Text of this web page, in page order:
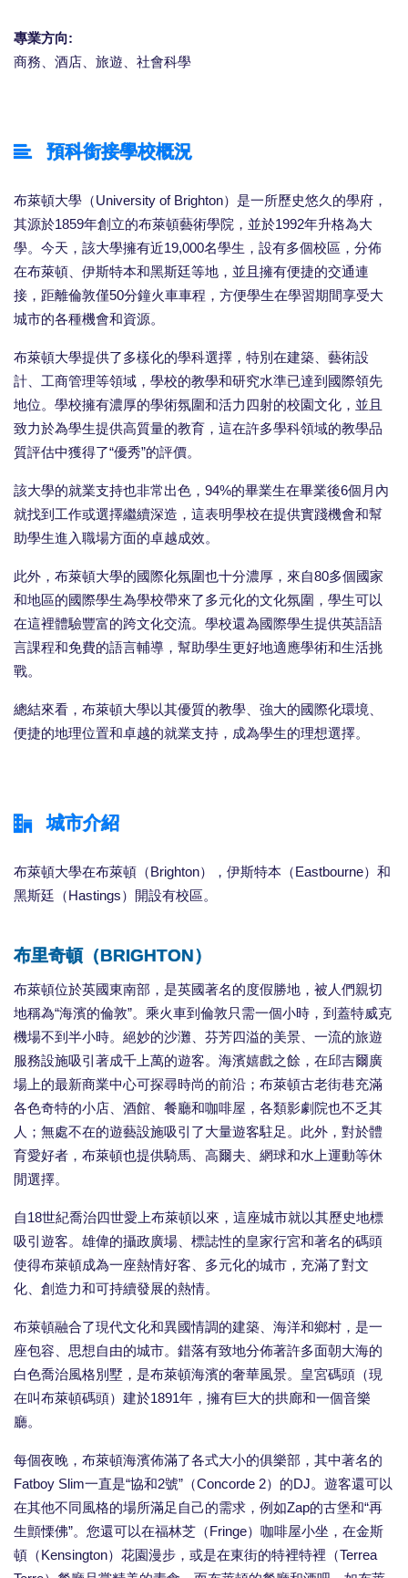
專業方向:
商務、酒店、旅遊、社會科學
預科銜接學校概況
布萊頓大學（University of Brighton）是一所歷史悠久的學府，
其源於1859年創立的布萊頓藝術學院，並於1992年升格為大
學。今天，該大學擁有近19,000名學生，設有多個校區，分佈
在布萊頓、伊斯特本和黑斯廷等地，並且擁有便捷的交通連
接，距離倫敦僅50分鐘火車車程，方便學生在學習期間享受大
城市的各種機會和資源。
布萊頓大學提供了多樣化的學科選擇，特別在建築、藝術設
計、工商管理等領域，學校的教學和研究水準已達到國際領先
地位。學校擁有濃厚的學術氛圍和活力四射的校園文化，並且
致力於為學生提供高質量的教育，這在許多學科領域的教學品
質評估中獲得了“優秀”的評價。
該大學的就業支持也非常出色，94%的畢業生在畢業後6個月內
就找到工作或選擇繼續深造，這表明學校在提供實踐機會和幫
助學生進入職場方面的卓越成效。
此外，布萊頓大學的國際化氛圍也十分濃厚，來自80多個國家
和地區的國際學生為學校帶來了多元化的文化氛圍，學生可以
在這裡體驗豐富的跨文化交流。學校還為國際學生提供英語語
言課程和免費的語言輔導，幫助學生更好地適應學術和生活挑
戰。
總結來看，布萊頓大學以其優質的教學、強大的國際化環境、
便捷的地理位置和卓越的就業支持，成為學生的理想選擇。
城市介紹
布萊頓大學在布萊頓（Brighton），伊斯特本（Eastbourne）和
黑斯廷（Hastings）開設有校區。
布里奇頓（BRIGHTON）
布萊頓位於英國東南部，是英國著名的度假勝地，被人們親切
地稱為“海濱的倫敦”。乘火車到倫敦只需一個小時，到蓋特威克
機場不到半小時。絕妙的沙灘、芬芳四溢的美景、一流的旅遊
服務設施吸引著成千上萬的遊客。海濱嬉戲之餘，在邱吉爾廣
場上的最新商業中心可探尋時尚的前沿；布萊頓古老街巷充滿
各色奇特的小店、酒館、餐廳和咖啡屋，各類影劇院也不乏其
人；無處不在的遊藝設施吸引了大量遊客駐足。此外，對於體
育愛好者，布萊頓也提供騎馬、高爾夫、網球和水上運動等休
閒選擇。
自18世紀喬治四世愛上布萊頓以來，這座城市就以其歷史地標
吸引遊客。雄偉的攝政廣場、標誌性的皇家行宮和著名的碼頭
使得布萊頓成為一座熱情好客、多元化的城市，充滿了對文
化、創造力和可持續發展的熱情。
布萊頓融合了現代文化和異國情調的建築、海洋和鄉村，是一
座包容、思想自由的城市。錯落有致地分佈著許多面朝大海的
白色喬治風格別墅，是布萊頓海濱的奢華風景。皇宮碼頭（現
在叫布萊頓碼頭）建於1891年，擁有巨大的拱廊和一個音樂
廳。
每個夜晚，布萊頓海濱佈滿了各式大小的俱樂部，其中著名的
Fatboy Slim一直是“協和2號”（Concorde 2）的DJ。遊客還可以
在其他不同風格的場所滿足自己的需求，例如Zap的古堡和“再
生顫慄佛”。您還可以在福林芝（Fringe）咖啡屋小坐，在金斯
頓（Kensington）花園漫步，或是在東街的特裡特裡（Terrea